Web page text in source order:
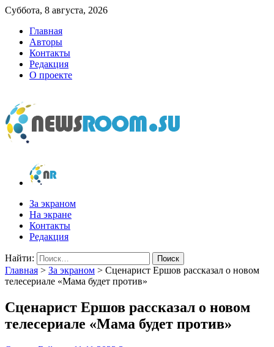
Суббота, 8 августа, 2026
Главная
Авторы
Контакты
Редакция
О проекте
newsroom.su
Новости о новостях
За экраном
На экране
Контакты
Редакция
Найти:
Главная > За экраном > Сценарист Ершов рассказал о новом
телесериале «Мама будет против»
Сценарист Ершов рассказал о новом
телесериале «Мама будет против»